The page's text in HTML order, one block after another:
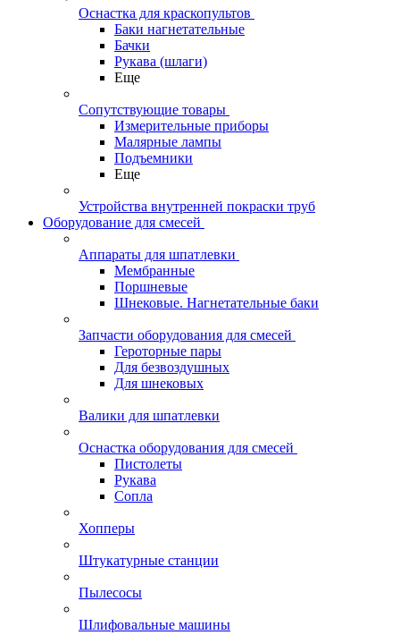
Оснастка для краскопультов
Баки нагнетательные
Бачки
Рукава (шлаги)
Еще
Сопутствующие товары
Измерительные приборы
Малярные лампы
Подъемники
Еще
Устройства внутренней покраски труб
Оборудование для смесей
Аппараты для шпатлевки
Мембранные
Поршневые
Шнековые. Нагнетательные баки
Запчасти оборудования для смесей
Героторные пары
Для безвоздушных
Для шнековых
Валики для шпатлевки
Оснастка оборудования для смесей
Пистолеты
Рукава
Сопла
Хопперы
Штукатурные станции
Пылесосы
Шлифовальные машины